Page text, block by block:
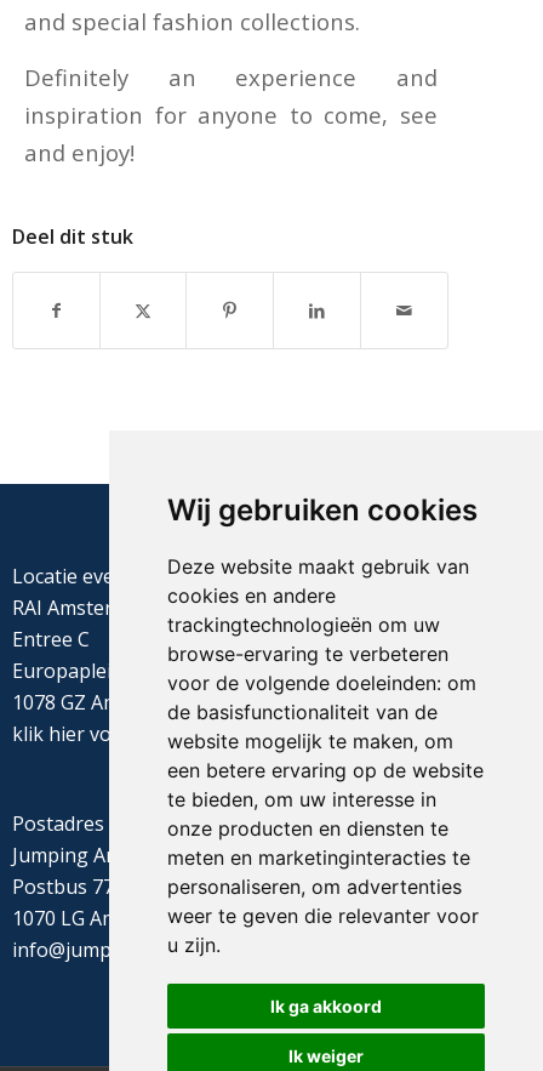
Wij gebruiken cookies
Deze website maakt gebruik van
cookies en andere
trackingtechnologieën om uw
browse-ervaring te verbeteren
voor de volgende doeleinden: om
de basisfunctionaliteit van de
website mogelijk te maken, om
een betere ervaring op de website
te bieden, om uw interesse in
onze producten en diensten te
meten en marketinginteracties te
personaliseren, om advertenties
weer te geven die relevanter voor
u zijn.
Ik ga akkoord
Ik weiger
and special fashion collections.
Definitely an experience and
inspiration for anyone to come, see
and enjoy!
Deel dit stuk
Locatie evenement
RAI Amsterdam
Entree C
Europaplein 22
1078 GZ Amsterdam
klik hiervoor de routebeschrijving
Postadres
Jumping Amsterdam
Postbus 77655
1070 LG Amsterdam
info@jumpingamsterdam.nl